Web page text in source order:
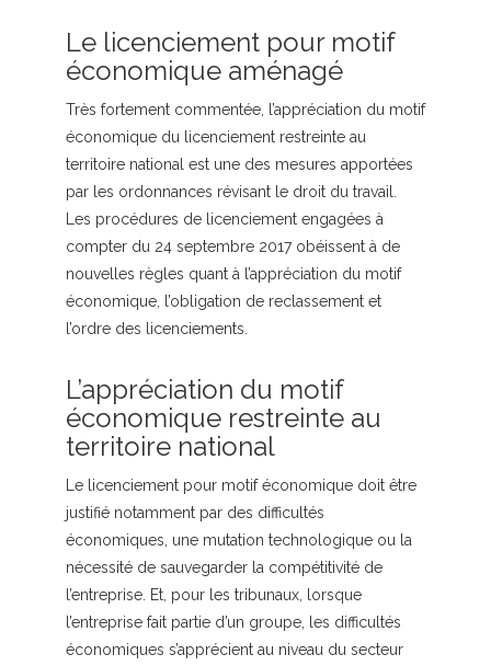
Le licenciement pour motif
économique aménagé
Très fortement commentée, l’appréciation du motif
économique du licenciement restreinte au
territoire national est une des mesures apportées
par les ordonnances révisant le droit du travail.
Les procédures de licenciement engagées à
compter du 24 septembre 2017 obéissent à de
nouvelles règles quant à l’appréciation du motif
économique, l’obligation de reclassement et
l’ordre des licenciements.
L’appréciation du motif
économique restreinte au
territoire national
Le licenciement pour motif économique doit être
justifié notamment par des difficultés
économiques, une mutation technologique ou la
nécessité de sauvegarder la compétitivité de
l’entreprise. Et, pour les tribunaux, lorsque
l’entreprise fait partie d’un groupe, les difficultés
économiques s’apprécient au niveau du secteur